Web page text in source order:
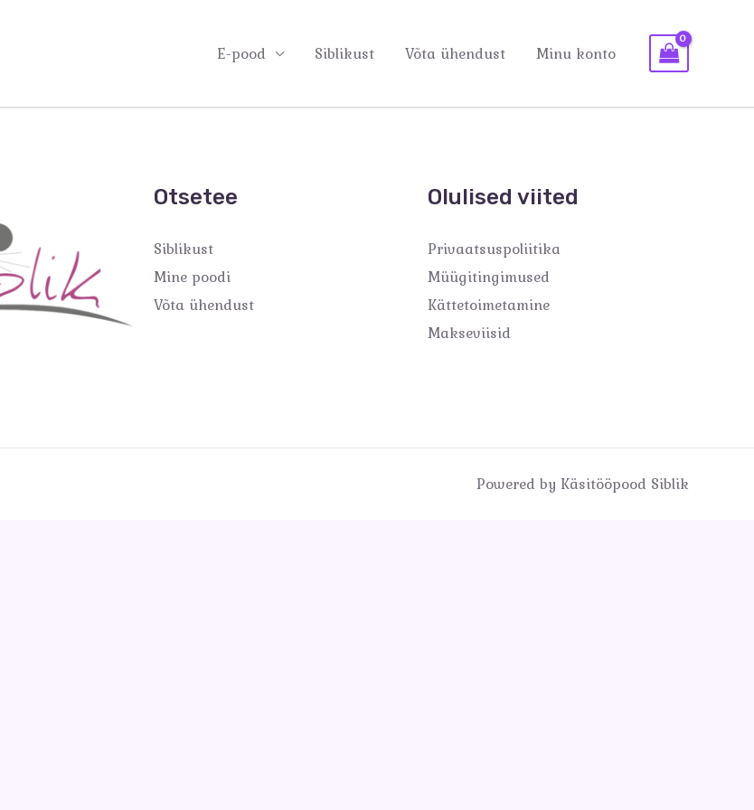
E-pood Siblikust Võta ühendust Minu konto
Otsetee
Siblikust
Mine poodi
Võta ühendust
Olulised viited
Privaatsuspoliitika
Müügitingimused
Kättetoimetamine
Makseviisid
Powered by Käsitööpood Siblik